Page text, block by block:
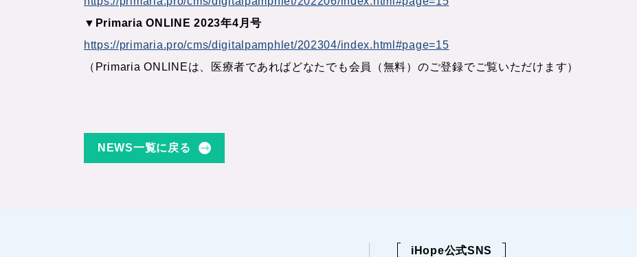
▼Primaria ONLINE 2023年4月号
https://primaria.pro/cms/digitalpamphlet/202304/index.html#page=15
（Primaria ONLINEは、医療者であればどなたでも会員（無料）のご登録でご覧いただけます）
NEWS一覧に戻る
iHope公式SNS